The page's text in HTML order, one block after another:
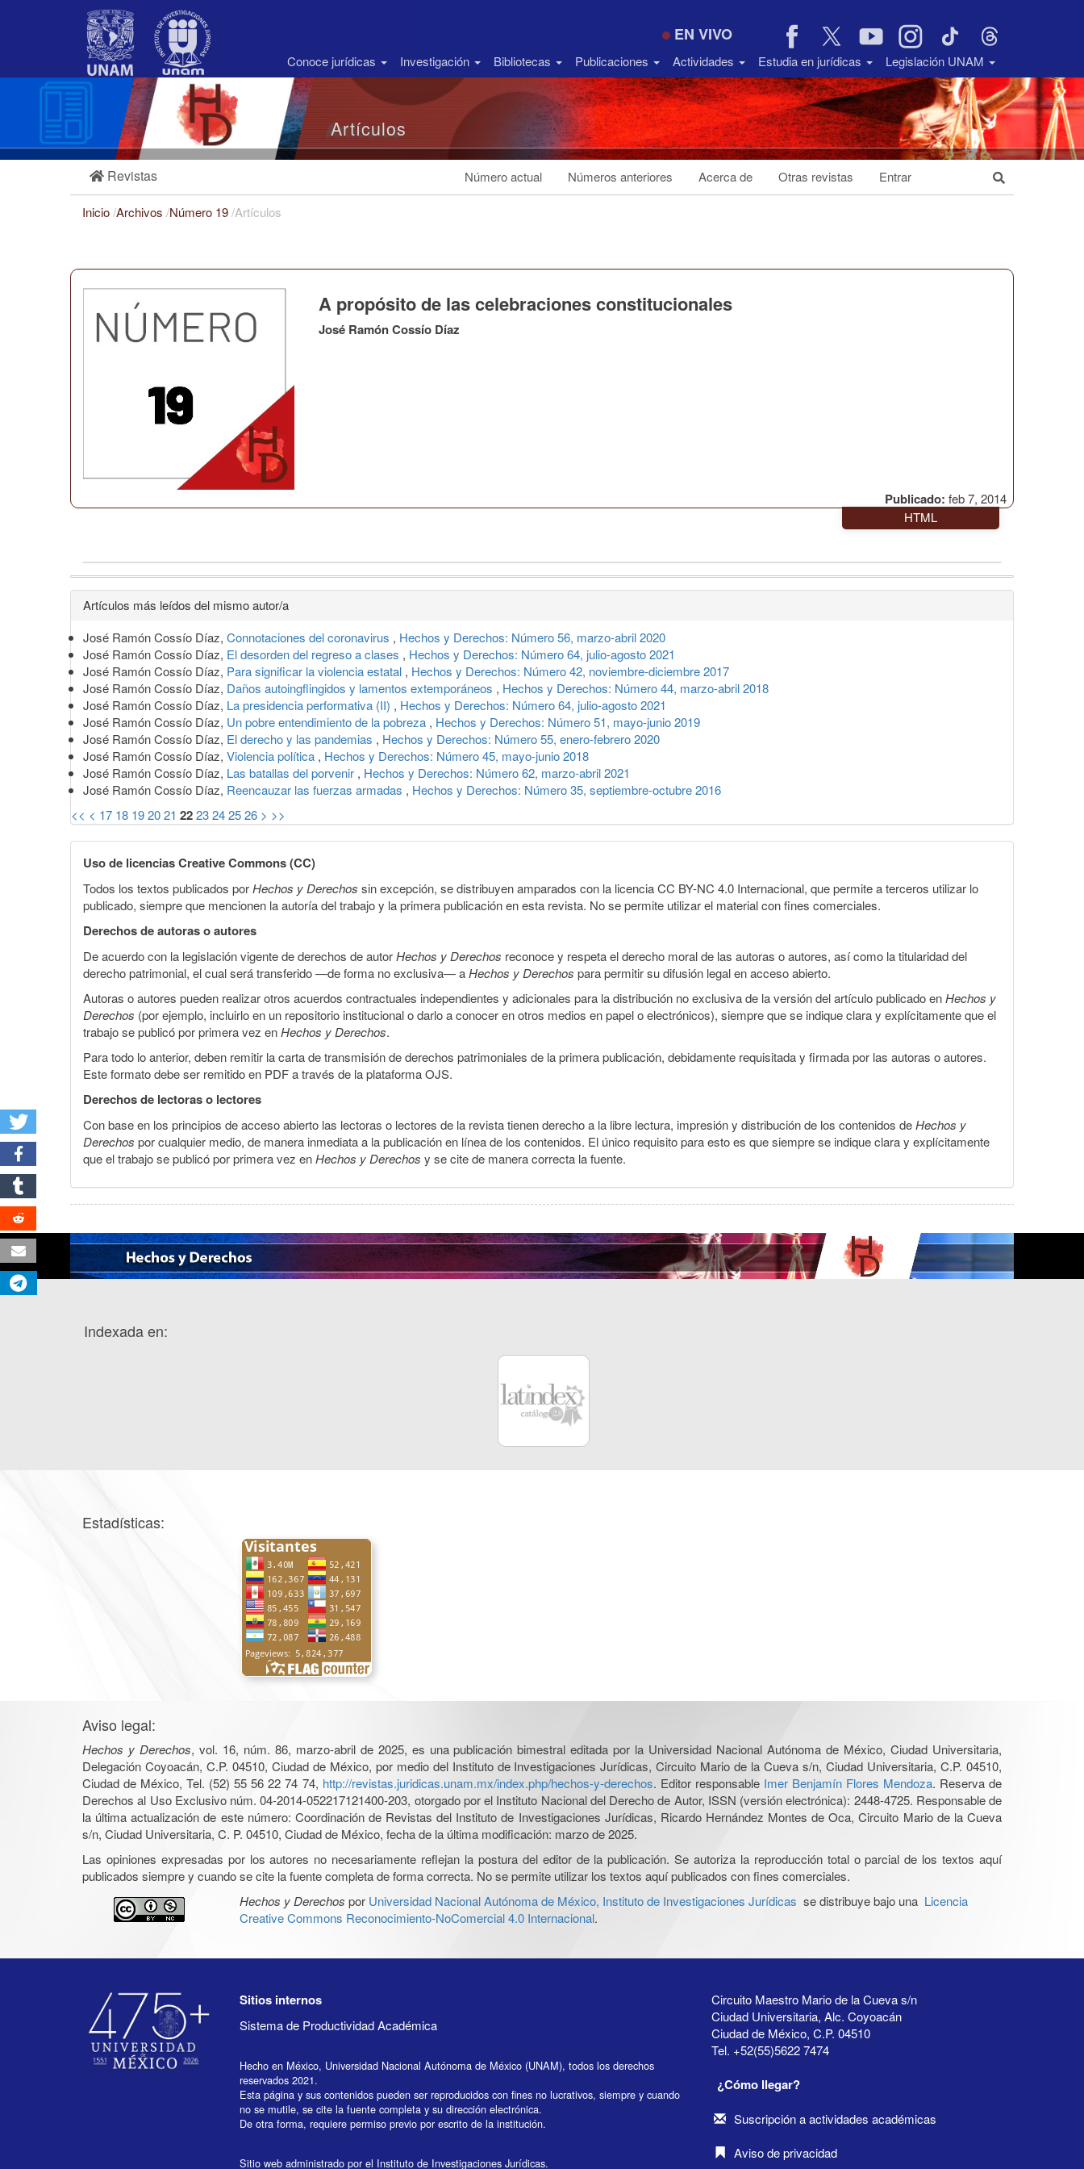
Barra
EN VIVO
Conoce jurídicas Investigación Bibliotecas Publicaciones Actividades Estudia en jurídicas Legislación UNAM
Artículos
Revistas Número actual Números anteriores Acerca de Otras revistas Entrar
Inicio/Archivos /Número 19/Artículos
Publicado: feb 7, 2014
A propósito de las celebraciones constitucionales
José Ramón Cossío Díaz
HTML
Detalles
del
artículo
Artículos más leídos del mismo autor/a
José Ramón Cossío Díaz, Connotaciones del coronavirus , Hechos y Derechos: Número 56, marzo-abril 2020
José Ramón Cossío Díaz, El desorden del regreso a clases , Hechos y Derechos: Número 64, julio-agosto 2021
José Ramón Cossío Díaz, Para significar la violencia estatal , Hechos y Derechos: Número 42, noviembre-diciembre 2017
José Ramón Cossío Díaz, Daños autoingflingidos y lamentos extemporáneos , Hechos y Derechos: Número 44, marzo-abril 2018
José Ramón Cossío Díaz, La presidencia performativa (II) , Hechos y Derechos: Número 64, julio-agosto 2021
José Ramón Cossío Díaz, Un pobre entendimiento de la pobreza , Hechos y Derechos: Número 51, mayo-junio 2019
José Ramón Cossío Díaz, El derecho y las pandemias , Hechos y Derechos: Número 55, enero-febrero 2020
José Ramón Cossío Díaz, Violencia política , Hechos y Derechos: Número 45, mayo-junio 2018
José Ramón Cossío Díaz, Las batallas del porvenir , Hechos y Derechos: Número 62, marzo-abril 2021
José Ramón Cossío Díaz, Reencauzar las fuerzas armadas , Hechos y Derechos: Número 35, septiembre-octubre 2016
<< < 17 18 192021 2223242526 > >>
Uso de licencias Creative Commons (CC)
Todos los textos publicados porHechos y Derechos sin excepción, se distribuyen amparados con la licencia CC BY-NC 4.0 Internacional, que permite a terceros utilizar lo
publicado, siempre que mencionen la autoría del trabajo y la primera publicación en esta revista. No se permite utilizar el material con fines comerciales.
Derechos de autoras o autores
De acuerdo con la legislación vigente de derechos de autorHechos y Derechos reconoce y respeta el derecho moral de las autoras o autores, así como la titularidad del
derecho patrimonial, el cual será transferido —de forma no exclusiva— aHechos y Derechos para permitir su difusión legal en acceso abierto.
Autoras o autores pueden realizar otros acuerdos contractuales independientes y adicionales para la distribución no exclusiva de la versión del artículo publicado enHechos y
Derechos (por ejemplo, incluirlo en un repositorio institucional o darlo a conocer en otros medios en papel o electrónicos), siempre que se indique clara y explícitamente que el
trabajo se publicó por primera vez enHechos y Derechos.
Para todo lo anterior, deben remitir la carta de transmisión de derechos patrimoniales de la primera publicación, debidamente requisitada y firmada por las autoras o autores.
Este formato debe ser remitido en PDF a través de la plataforma OJS.
Derechos de lectoras o lectores
Con base en los principios de acceso abierto las lectoras o lectores de la revista tienen derecho a la libre lectura, impresión y distribución de los contenidos deHechos y
Derechos por cualquier medio, de manera inmediata a la publicación en línea de los contenidos. El único requisito para esto es que siempre se indique clara y explícitamente
que el trabajo se publicó por primera vez enHechos y Derechos y se cite de manera correcta la fuente.
Indexada en:
Estadísticas:
Aviso legal:
Hechos y Derechos, vol. 16, núm. 86, marzo-abril de 2025, es una publicación bimestral editada por la Universidad Nacional Autónoma de México, Ciudad Universitaria,
Delegación Coyoacán, C.P. 04510, Ciudad de México, por medio del Instituto de Investigaciones Jurídicas, Circuito Mario de la Cueva s/n, Ciudad Universitaria, C.P. 04510,
Ciudad de México, Tel. (52) 55 56 22 74 74, http://revistas.juridicas.unam.mx/index.php/hechos-y-derechos. Editor responsable Imer Benjamín Flores Mendoza. Reserva de
Derechos al Uso Exclusivo núm. 04-2014-052217121400-203, otorgado por el Instituto Nacional del Derecho de Autor, ISSN (versión electrónica): 2448-4725. Responsable de
la última actualización de este número: Coordinación de Revistas del Instituto de Investigaciones Jurídicas, Ricardo Hernández Montes de Oca, Circuito Mario de la Cueva
s/n, Ciudad Universitaria, C. P. 04510, Ciudad de México, fecha de la última modificación: marzo de 2025.
Las opiniones expresadas por los autores no necesariamente reflejan la postura del editor de la publicación. Se autoriza la reproducción total o parcial de los textos aquí
publicados siempre y cuando se cite la fuente completa de forma correcta. No se permite utilizar los textos aquí publicados con fines comerciales.
Hechos y Derechos por Universidad Nacional Autónoma de México, Instituto de Investigaciones Jurídicas se distribuye bajo una Licencia
Creative Commons Reconocimiento-NoComercial 4.0 Internacional.
Sitios internos
Sistema de Productividad Académica
Hecho en México, Universidad Nacional Autónoma de México (UNAM), todos los derechos
reservados 2021.
Esta página y sus contenidos pueden ser reproducidos con fines no lucrativos, siempre y cuando
no se mutile, se cite la fuente completa y su dirección electrónica.
De otra forma, requiere permiso previo por escrito de la institución.
Sitio web administrado por el Instituto de Investigaciones Jurídicas.
Circuito Maestro Mario de la Cueva s/n
Ciudad Universitaria, Alc. Coyoacán
Ciudad de México, C.P. 04510
Tel. +52(55)5622 7474
¿Cómo llegar?
Suscripción a actividades académicas
Aviso de privacidad